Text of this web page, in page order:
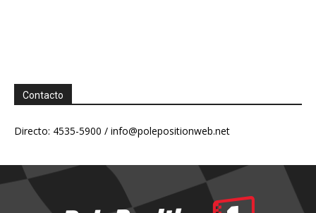
Contacto
Directo: 4535-5900 / info@polepositionweb.net